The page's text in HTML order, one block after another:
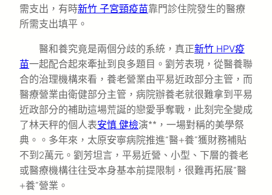
需支出，有時新竹 子宮頸疫苗靠門診住院發生的醫療
所需支出填平。
醫和養究竟是兩個分歧的系統，真正新竹 HPV疫
苗一起配合起來牽扯到良多題目。劉芳表現，從醫養聯
合的治理機構來看，養老營業由平易近政部分主管，而
醫療營業由衛健部分主管，病院辦養老就很難拿到平易
近政部分的補助這場荒誕的戀愛爭奪戰，此刻完全變成
了林天秤的個人表安慎 健檢演**，一場對稱的美學祭
典。。多年來，太原安寧病院推進“醫+養”獲財務補貼
不到2萬元。劉芳坦言，平易近營、小型、下層的養老
或醫療機構往往受本身基本前提限制，很難再拓展“醫
+養”營業。